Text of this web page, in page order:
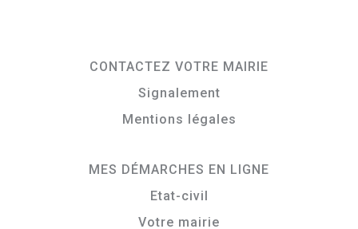
CONTACTEZ VOTRE MAIRIE
Signalement
Mentions légales
MES DÉMARCHES EN LIGNE
Etat-civil
Votre mairie